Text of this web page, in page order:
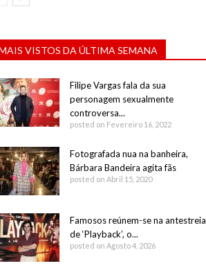
VISTOS DA ÚLTIMA SEMANA
Filipe Vargas fala da sua
personagem sexualmente
controversa...
posted on Fevereiro 16, 2022
Fotografada nua na banheira,
Bárbara Bandeira agita fãs
posted on Abril 15, 2020
Famosos reúnem-se na antestreia
de ‘Playback’, o...
posted on Agosto 4, 2026